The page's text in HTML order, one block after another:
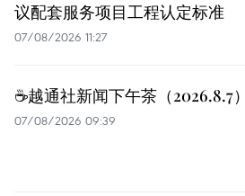
议配套服务项目工程认定标准
07/08/2026 11:27
☕️越通社新闻下午茶（2026.8.7）
07/08/2026 09:39